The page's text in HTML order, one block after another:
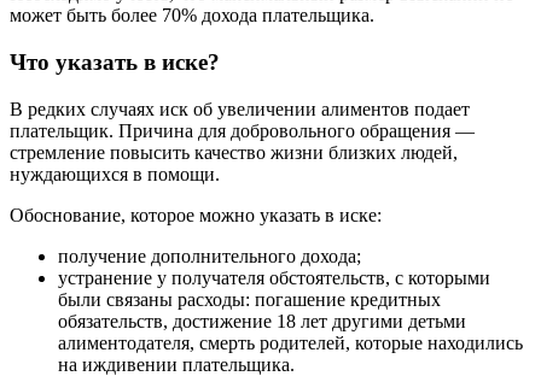
может быть более 70% дохода плательщика.
Что указать в иске?
В редких случаях иск об увеличении алиментов подает
плательщик. Причина для добровольного обращения —
стремление повысить качество жизни близких людей,
нуждающихся в помощи.
Обоснование, которое можно указать в иске:
получение дополнительного дохода;
устранение у получателя обстоятельств, с которыми
были связаны расходы: погашение кредитных
обязательств, достижение 18 лет другими детьми
алиментодателя, смерть родителей, которые находились
на иждивении плательщика.